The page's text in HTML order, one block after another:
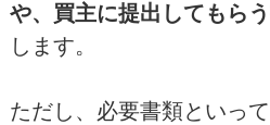
や、買主に提出してもら
します。
ただし、必要書類といっ